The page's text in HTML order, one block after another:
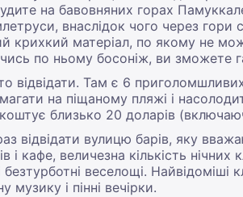
на бавовняних горах
внаслідок чого через гори
крихкий матеріал, по якому не
по ньому босоніж, ви зможете
відвідати. Там є 6
на піщаному пляжі і
близько 20 доларів
відвідати вулицю барів, яку
і кафе, величезна кількість
веселощі.
і пінні вечірки.